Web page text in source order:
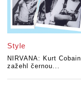
Style
NIRVANA: Kurt Cobain
zažehl černou...